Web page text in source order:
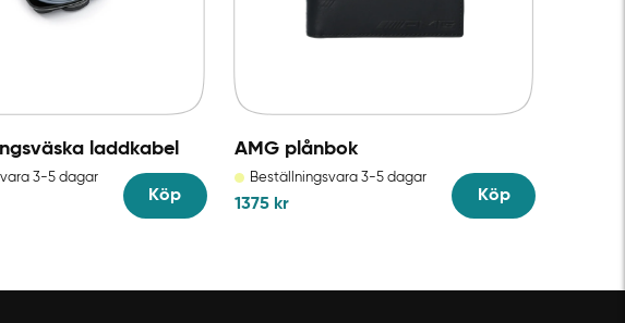
laddkabel
3-5 dagar
Köp
AMG plånbok
Beställningsvara 3-5 dagar
1375 kr
Köp